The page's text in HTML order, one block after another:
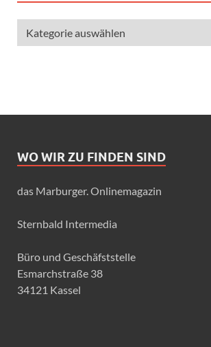
WO WIR ZU FINDEN SIND
das Marburger. Onlinemagazin
Sternbald Intermedia
Büro und Geschäfststelle
Esmarchstraße 38
34121 Kassel